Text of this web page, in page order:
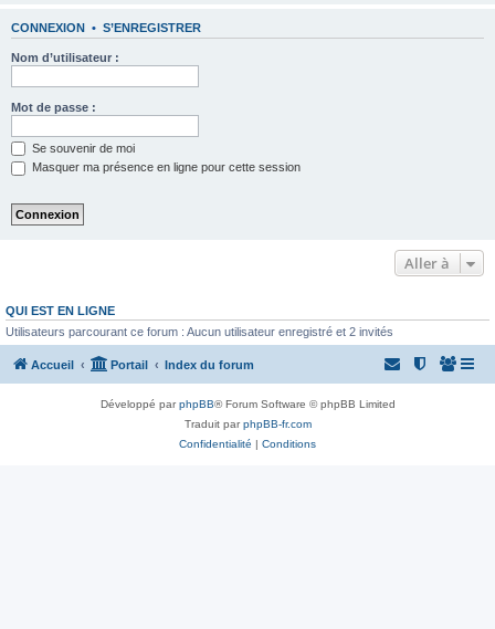
CONNEXION • S’ENREGISTRER
Nom d’utilisateur :
Mot de passe :
Se souvenir de moi
Masquer ma présence en ligne pour cette session
Aller à
QUI EST EN LIGNE
Utilisateurs parcourant ce forum : Aucun utilisateur enregistré et 2 invités
Accueil Portail Index du forum
Développé parphpBB® Forum Software © phpBB Limited
Traduit parphpBB-fr.com
Confidentialité | Conditions